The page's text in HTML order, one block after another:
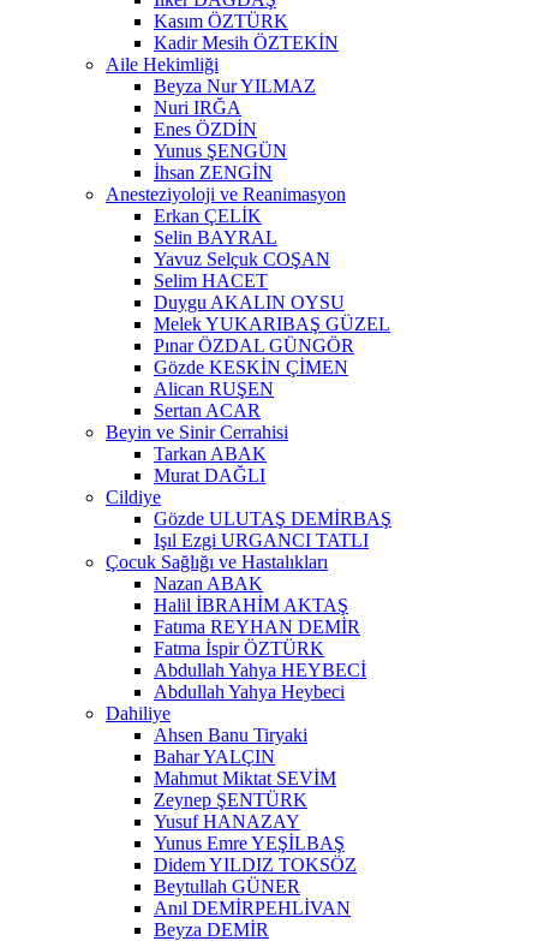
Kasım ÖZTÜRK
Kadir Mesih ÖZTEKİN
Aile Hekimliği
Beyza Nur YILMAZ
Nuri IRĞA
Enes ÖZDİN
Yunus ŞENGÜN
İhsan ZENGİN
Anesteziyoloji ve Reanimasyon
Erkan ÇELİK
Selin BAYRAL
Yavuz Selçuk COŞAN
Selim HACET
Duygu AKALIN OYSU
Melek YUKARIBAŞ GÜZEL
Pınar ÖZDAL GÜNGÖR
Gözde KESKİN ÇİMEN
Alican RUŞEN
Sertan ACAR
Beyin ve Sinir Cerrahisi
Tarkan ABAK
Murat DAĞLI
Cildiye
Gözde ULUTAŞ DEMİRBAŞ
Işıl Ezgi URGANCI TATLI
Çocuk Sağlığı ve Hastalıkları
Nazan ABAK
Halil İBRAHİM AKTAŞ
Fatıma REYHAN DEMİR
Fatma İspir ÖZTÜRK
Abdullah Yahya HEYBECİ
Abdullah Yahya Heybeci
Dahiliye
Ahsen Banu Tiryaki
Bahar YALÇIN
Mahmut Miktat SEVİM
Zeynep ŞENTÜRK
Yusuf HANAZAY
Yunus Emre YEŞİLBAŞ
Didem YILDIZ TOKSÖZ
Beytullah GÜNER
Anıl DEMİRPEHLİVAN
Beyza DEMİR